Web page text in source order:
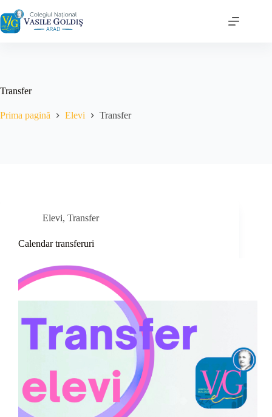
la
conținut
Transfer
Prima pagină Elevi Transfer
Elevi, Transfer
Calendar transferuri